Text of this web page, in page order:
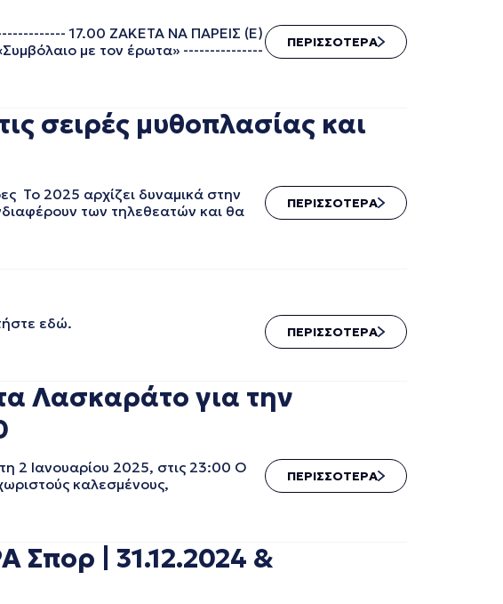
17.00 ΖΑΚΕΤΑ ΝΑ ΠΑΡΕΙΣ (Ε)
με τον έρωτα» ---------------
ΠΕΡΙΣΣΟΤΕΡΑ
σειρές μυθοπλασίας και
Το 2025 αρχίζει δυναμικά στην
των τηλεθεατών και θα
ΠΕΡΙΣΣΟΤΕΡΑ
εδώ. ΠΕΡΙΣΣΟΤΕΡΑ
Λασκαράτο για την
2 Iανουαρίου 2025, στις 23:00 Ο
καλεσμένους,
ΠΕΡΙΣΣΟΤΕΡΑ
Σπορ | 31.12.2024 &